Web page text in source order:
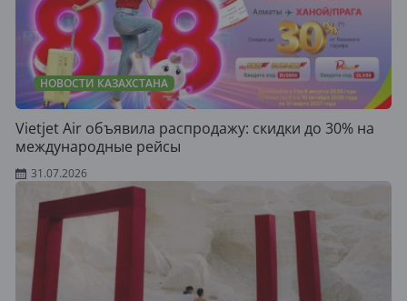
НОВОСТИ КАЗАХСТАНА
Vietjet Air объявила распродажу: скидки до 30% на
международные рейсы
31.07.2026